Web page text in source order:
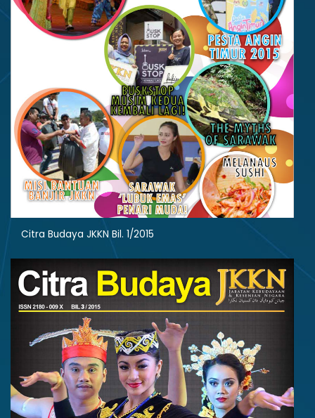
Citra Budaya JKKN Bil. 1/2015